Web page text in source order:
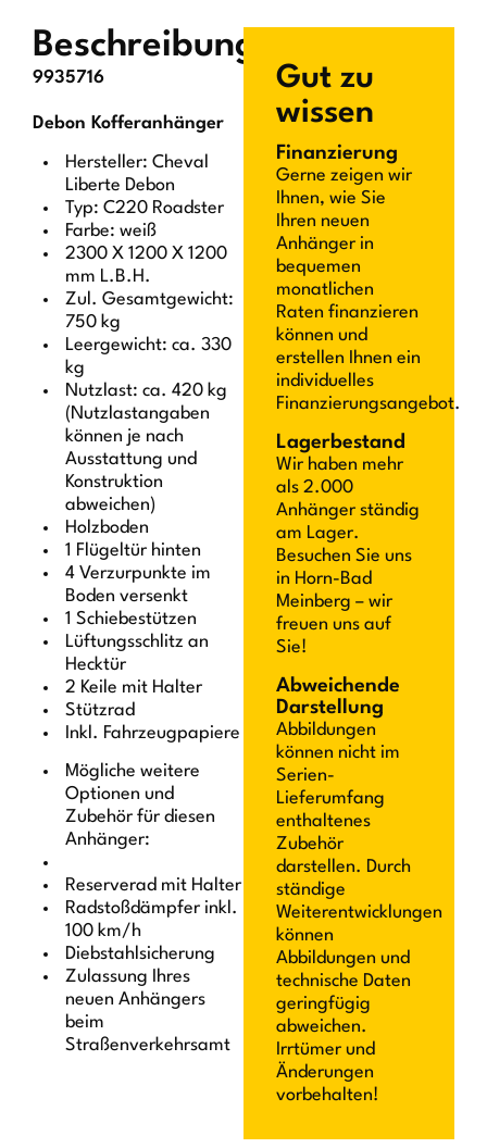
Beschreibung
9935716
Debon Kofferanhänger
Hersteller: Cheval
Liberte Debon
Typ: C220 Roadster
Farbe: weiß
2300 X 1200 X 1200
mm L.B.H.
Zul. Gesamtgewicht:
750 kg
Leergewicht: ca. 330
kg
Nutzlast: ca. 420 kg
(Nutzlastangaben
können je nach
Ausstattung und
Konstruktion
abweichen)
Holzboden
1 Flügeltür hinten
4 Verzurpunkte im
Boden versenkt
1 Schiebestützen
Lüftungsschlitz an
Hecktür
2 Keile mit Halter
Stützrad
Inkl. Fahrzeugpapiere
Mögliche weitere
Optionen und
Zubehör für diesen
Anhänger:
Reserverad mit Halter
Radstoßdämpfer inkl.
100 km/h
Diebstahlsicherung
Zulassung Ihres
neuen Anhängers
beim
Straßenverkehrsamt
Gut zu
wissen
Finanzierung
Gerne zeigen wir
Ihnen, wie Sie
Ihren neuen
Anhänger in
bequemen
monatlichen
Raten finanzieren
können und
erstellen Ihnen ein
individuelles
Finanzierungsangebot.
Lagerbestand
Wir haben mehr
als 2.000
Anhänger ständig
am Lager.
Besuchen Sie uns
in Horn-Bad
Meinberg – wir
freuen uns auf
Sie!
Abweichende
Darstellung
Abbildungen
können nicht im
Serien-
Lieferumfang
enthaltenes
Zubehör
darstellen. Durch
ständige
Weiterentwicklungen
können
Abbildungen und
technische Daten
geringfügig
abweichen.
Irrtümer und
Änderungen
vorbehalten!